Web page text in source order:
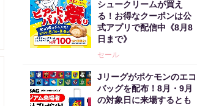
シュークリームが買え
る！お得なクーポンは公
式アプリで配信中《8月8
日まで》
セール
Jリーグがポケモンのエコ
バッグを配布！8月・9月
の対象日に来場するとも